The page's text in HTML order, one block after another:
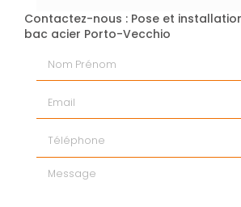
Contactez-nous : Pose et
bac acier Porto-Vecchio
Message